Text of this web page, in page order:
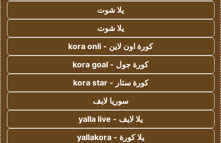
يلا شوت
يلا شوت
كورة اون لاين - kora onli
كورة جول - kora goal
كورة ستار - kora star
سوريا لايف
يلا لايف - yalla live
يلا كورة - yallakora